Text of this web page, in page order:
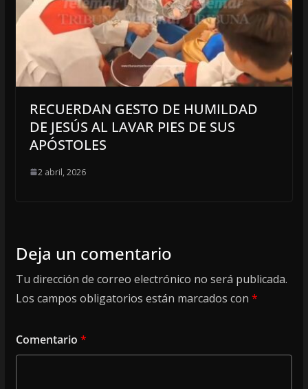
RECUERDAN GESTO DE HUMILDAD
DE JESÚS AL LAVAR PIES DE SUS
APÓSTOLES
2 abril, 2026
Deja un comentario
Tu dirección de correo electrónico no será publicada.
Los campos obligatorios están marcados con *
Comentario *